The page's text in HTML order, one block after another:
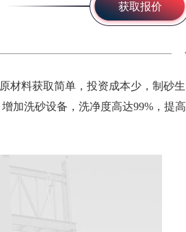
获取报价
材料获取简单，投资成本少，制砂生
加洗砂设备，洗净度高达99%，提高